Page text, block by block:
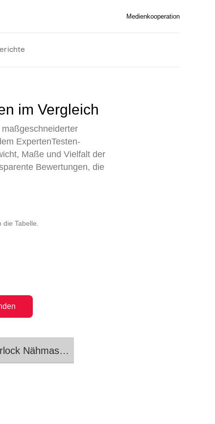
Medienkooperation
im Vergleich
ExpertenTesten-
Maße und Vielfalt der
Bewertungen, die
Tabelle.
Nähmaschinen